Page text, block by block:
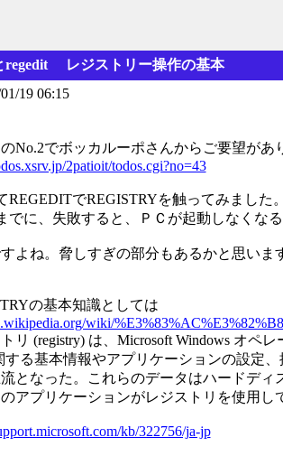
regedit レジストリー操作の基本
19 06:15
No.2でボッカルーポさんからご要望があ
2patioit/todos.cgi?no=43
REGEDITでREGISTRYを触ってみました。
でに、失敗すると、ＰＣが起動しなくな
よね。脅しすぎの部分もあるかと思いま
の基本知識としては
wiki/
リ (registry) は、Microsoft Windows オペ
する基本情報やアプリケーションの設定
となった。これらのデータはハードディ
アプリケーションがレジストリを使用し
kb/322756/ja-jp